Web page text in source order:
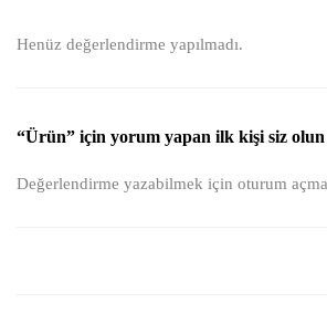
Henüz değerlendirme yapılmadı.
“Ürün” için yorum yapan ilk kişi siz olun
Değerlendirme yazabilmek için oturum